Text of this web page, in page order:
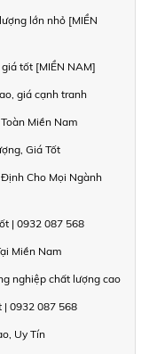
lớn nhỏ [MIỀN
tốt [MIỀN NAM]
giá cạnh tranh
Miền Nam
Giá Tốt
Cho Mọi Ngành
| 0932 087 568
Miền Nam
nghiệp chất lượng cao
| 0932 087 568
Uy Tín